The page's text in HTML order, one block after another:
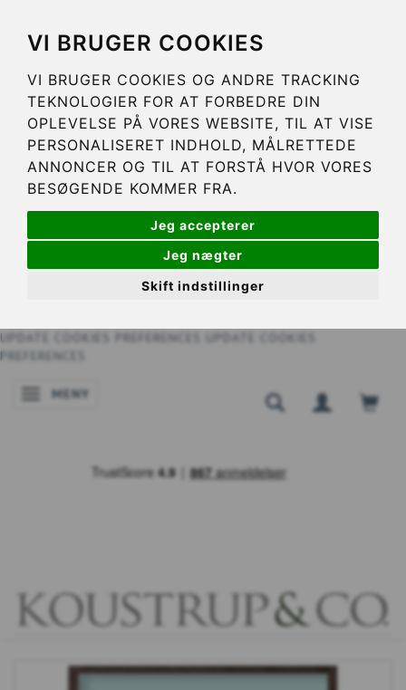
VI BRUGER COOKIES
VI BRUGER COOKIES OG ANDRE TRACKING
TEKNOLOGIER FOR AT FORBEDRE DIN
OPLEVELSE PÅ VORES WEBSITE, TIL AT VISE
PERSONALISERET INDHOLD, MÅLRETTEDE
ANNONCER OG TIL AT FORSTÅ HVOR VORES
BESØGENDE KOMMER FRA.
Jeg accepterer
Jeg nægter
Skift indstillinger
UPDATE COOKIES PREFERENCES
UPDATE COOKIES
PREFERENCES
ÄNDRA NAVIGERING
MENY